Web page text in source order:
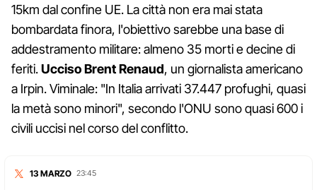
15km dal confine UE. La città non era mai stata
bombardata finora, l'obiettivo sarebbe una base di
addestramento militare: almeno 35 morti e decine di
feriti.Ucciso Brent Renaud, un giornalista americano
a Irpin. Viminale: "In Italia arrivati 37.447 profughi, quasi
la metà sono minori", secondo l'ONU sono quasi 600 i
civili uccisi nel corso del conflitto.
13 MARZO 23:45